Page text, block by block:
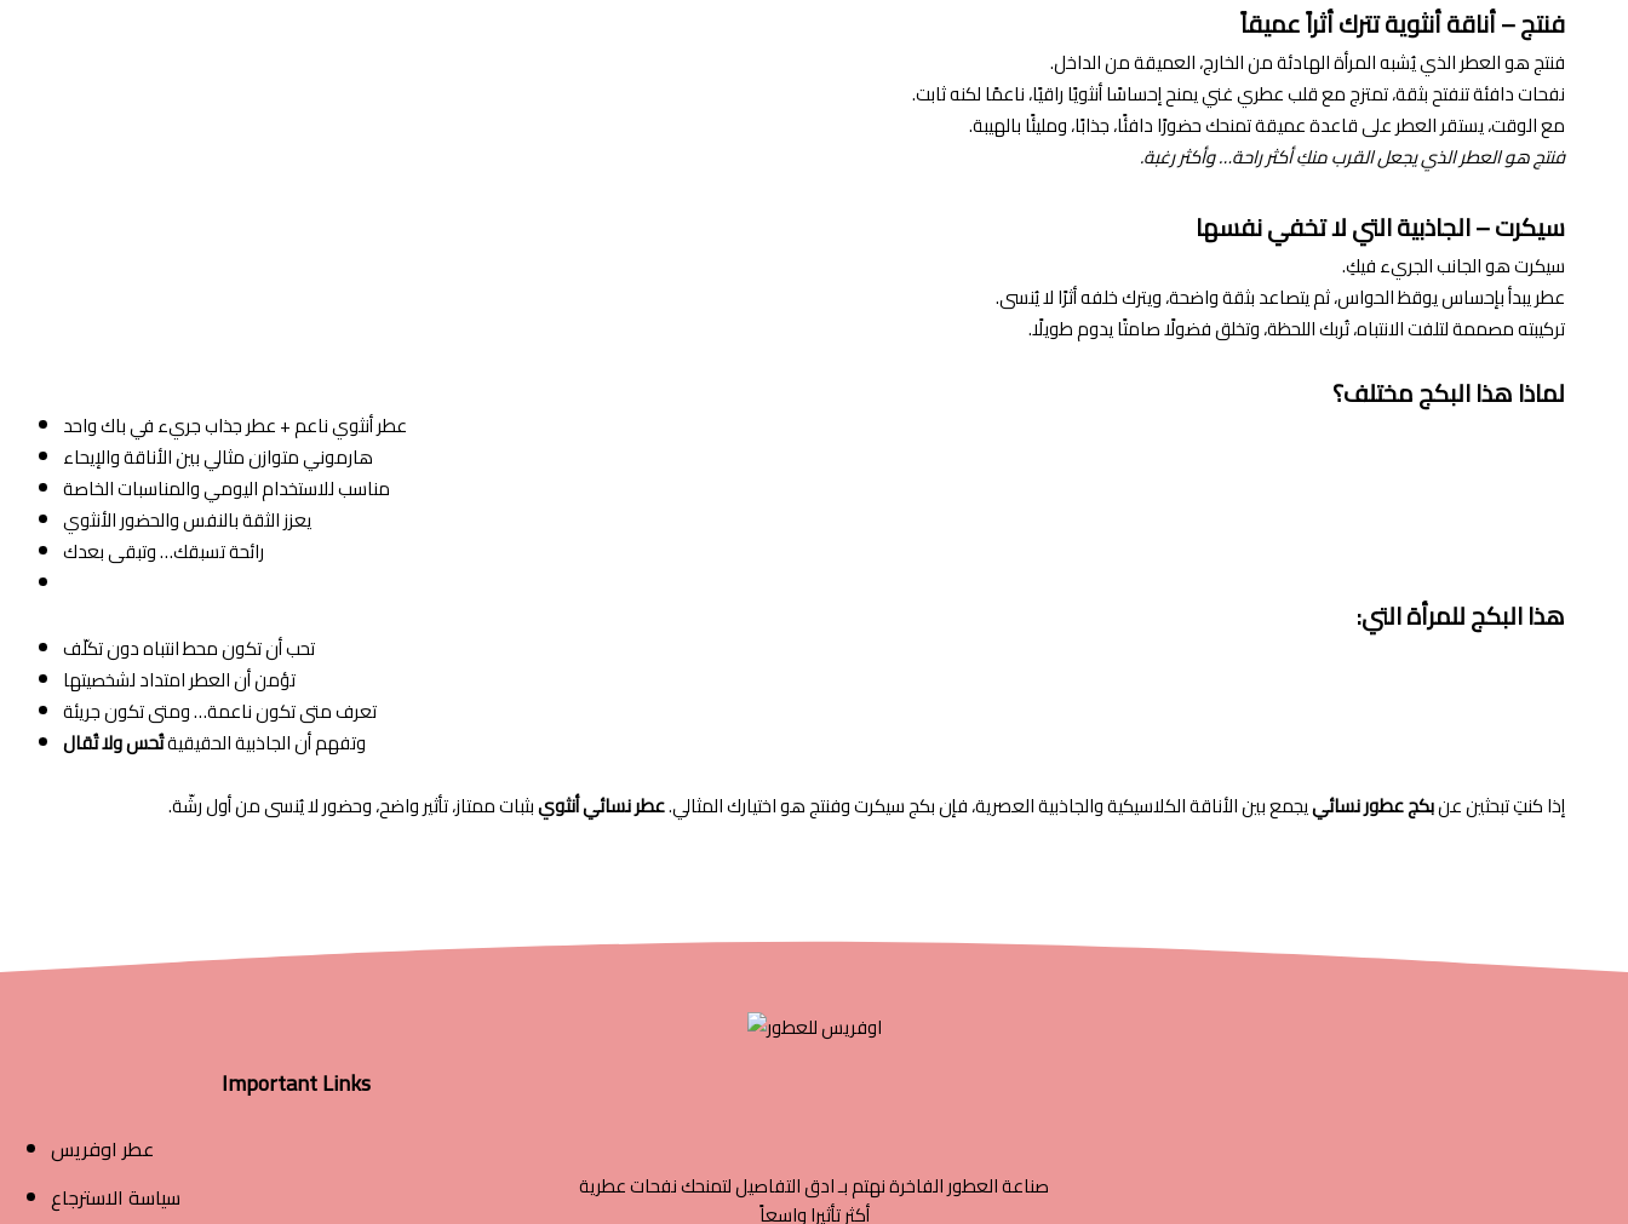
فنتج – أناقة أنثوية تترك أثراً عميقاً
فنتج هو العطر الذي يُشبه المرأة الهادئة من الخارج، العميقة من الداخل.
نفحات دافئة تنفتح بثقة، تمتزج مع قلب عطري غني يمنح إحساسًا أنثويًا راقيًا، ناعمًا لكنه ثابت.
مع الوقت، يستقر العطر على قاعدة عميقة تمنحك حضورًا دافئًا، جذابًا، ومليئًا بالهيبة.
فنتج هو العطر الذي يجعل القرب منكِ أكثر راحة… وأكثر رغبة.
سيكرت – الجاذبية التي لا تخفي نفسها
سيكرت هو الجانب الجريء فيكِ.
عطر يبدأ بإحساس يوقظ الحواس، ثم يتصاعد بثقة واضحة، ويترك خلفه أثرًا لا يُنسى.
تركيبته مصممة لتلفت الانتباه، تُربك اللحظة، وتخلق فضولًا صامتًا يدوم طويلًا.
لماذا هذا البكج مختلف؟
عطر أنثوي ناعم + عطر جذاب جريء في باك واحد
هارموني متوازن مثالي بين الأناقة والإيحاء
مناسب للاستخدام اليومي والمناسبات الخاصة
يعزز الثقة بالنفس والحضور الأنثوي
رائحة تسبقك… وتبقى بعدك
هذا البكج للمرأة التي:
تحب أن تكون محط انتباه دون تكلّف
تؤمن أن العطر امتداد لشخصيتها
تعرف متى تكون ناعمة… ومتى تكون جريئة
وتفهم أن الجاذبية الحقيقيةتُحس ولا تُقال
إذا كنتِ تبحثين عنبكج عطور نسائييجمع بين الأناقة الكلاسيكية والجاذبية العصرية، فإن بكج سيكرت وفنتج هو اختيارك المثالي.عطر نسائي أنثويبثبات ممتاز، تأثير واضح، وحضور لا يُنسى من أول رشّة.
Important Links
عطر اوفريس
سياسة الاسترجاع
صناعة العطور الفاخرة نهتم بـ ادق التفاصيل لتمنحك نفحات عطرية
أكثر تأثيرا واسعاً